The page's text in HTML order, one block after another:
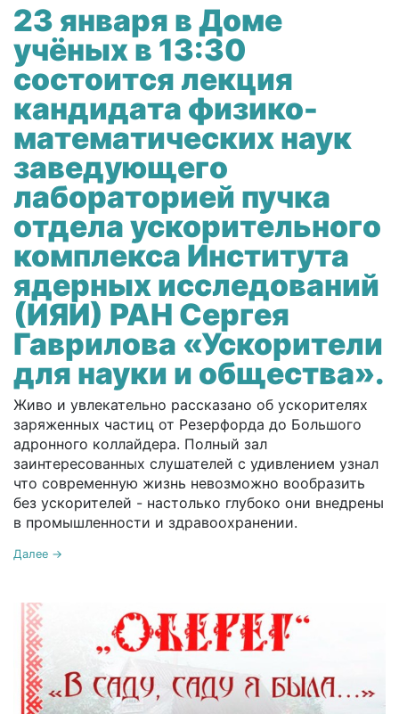
23 января в Доме
учёных в 13:30
состоится лекция
кандидата физико-
математических наук
заведующего
лабораторией пучка
отдела ускорительного
комплекса Института
ядерных исследований
(ИЯИ) РАН Сергея
Гаврилова «Ускорители
для науки и общества».
Живо и увлекательно рассказано об ускорителях
заряженных частиц от Резерфорда до Большого
адронного коллайдера. Полный зал
заинтересованных слушателей с удивлением узнал
что современную жизнь невозможно вообразить
без ускорителей - настолько глубоко они внедрены
в промышленности и здравоохранении.
Далее →